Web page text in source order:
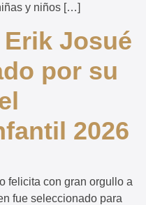
y niños […]
Josué
por su
2026
felicita con gran orgullo a
fue seleccionado para